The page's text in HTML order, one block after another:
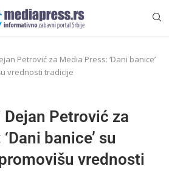
Petrović za Media Press: ‘Dani banice’
vrednosti tradicije
Petrović za
banice’ su
vrednosti